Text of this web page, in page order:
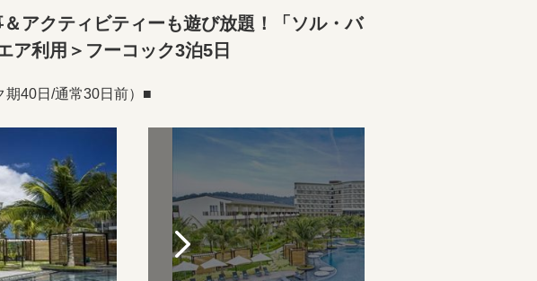
アクティビティーも遊び放題！「ソル・バ
ア利用＞フーコック3泊5日
期40日/通常30日前）■